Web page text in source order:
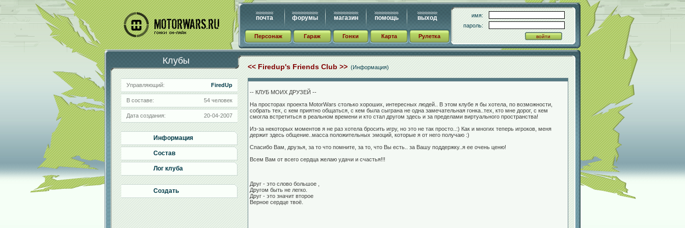
почта форумы магазин помощь выход
имя:
пароль:
Персонаж
Гараж Гонки Карта Рулетка
Клубы
Управляющий: FiredUp
В составе: 54 человек
Дата создания: 20-04-2007
Информация
Состав
Лог клуба
Создать
<< Firedup's Friends Club >> (Информация)
-- КЛУБ МОИХ ДРУЗЕЙ --
На просторах проекта MotorWars столько хороших, интересных людей.. В этом клубе я бы хотела, по возможности,
собрать тех, с кем приятно общаться, с кем была сыграна не одна замечательная гонка..тех, кто мне дорог, с кем
смогла встретиться в реальном времени и кто стал другом здесь и за пределами виртуального пространства!
Из-за некоторых моментов я не раз хотела бросить игру, но это не так просто..:) Как и многих теперь игроков, меня
держит здесь общение..масса положительных эмоций, которые я от него получаю :)
Спасибо Вам, друзья, за то что помните, за то, что Вы есть.. за Вашу поддержку..я ее очень ценю!
Всем Вам от всего сердца желаю удачи и счастья!!!
Друг - это слово большое ,
Другом быть не легко.
Друг - это значит второе
Верное сердце твоё.